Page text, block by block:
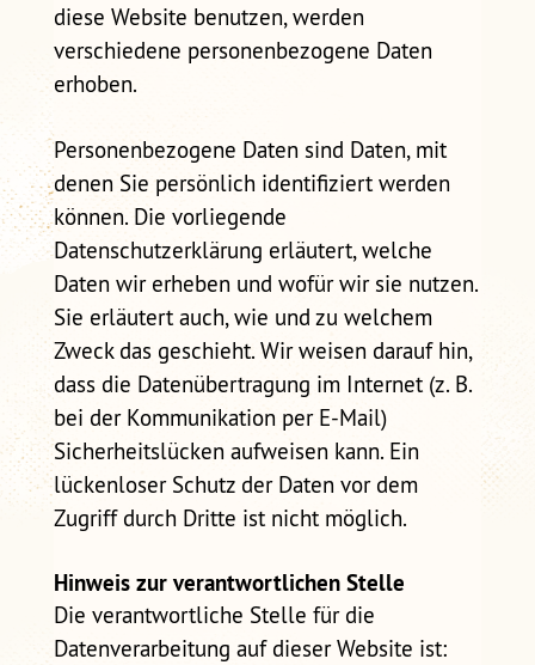
diese Website benutzen, werden
verschiedene personenbezogene Daten
erhoben.
Personenbezogene Daten sind Daten, mit
denen Sie persönlich identifiziert werden
können. Die vorliegende
Datenschutzerklärung erläutert, welche
Daten wir erheben und wofür wir sie nutzen.
Sie erläutert auch, wie und zu welchem
Zweck das geschieht. Wir weisen darauf hin,
dass die Datenübertragung im Internet (z. B.
bei der Kommunikation per E-Mail)
Sicherheitslücken aufweisen kann. Ein
lückenloser Schutz der Daten vor dem
Zugriff durch Dritte ist nicht möglich.
Hinweis zur verantwortlichen Stelle
Die verantwortliche Stelle für die
Datenverarbeitung auf dieser Website ist: